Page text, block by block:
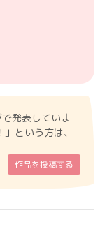
発表していま
作品を投稿する